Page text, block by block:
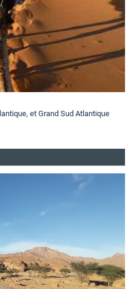
et Grand Sud Atlantique